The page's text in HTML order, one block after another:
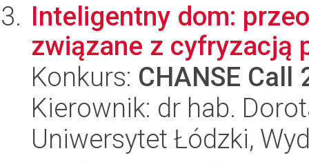
Inteligentny dom:
związane z cyfryzacją
Konkurs: CHANSE Call
Kierownik: dr hab.
Uniwersytet Łódzki,